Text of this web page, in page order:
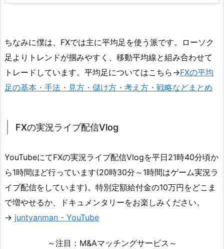
ちなみに僕は、FXでは主に平均足を使う派です。ローソク
足よりトレンドが掴みやすく、移動平均線と組み合わせて
トレードしています。平均足についてはこちら→FXの平均
足の基本・手法・見方・儲け方・考え方・戦略などまとめ
FXの実況ライブ配信Vlog
YouTubeにてFXの実況ライブ配信Vlogを平日21時40分頃か
ら1時間ほど行っています(20時30分～1時間はゲーム実況ラ
イブ配信をしています)。特別定額給付金の10万円をどこま
で増やせるか、ドキュメンタリーをお楽しみください。
→ juntyanman - YouTube
～注目：M&Aマッチングサービス～